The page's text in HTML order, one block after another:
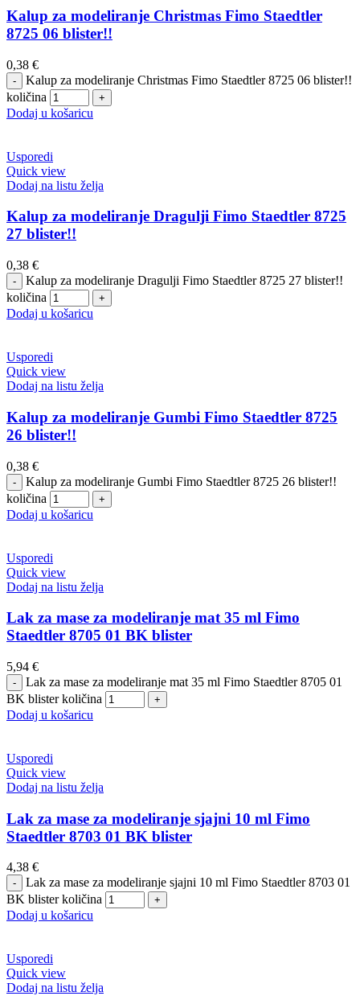
Kalup za modeliranje Christmas Fimo Staedtler
8725 06 blister!!
0,38 €
Kalup za modeliranje Christmas Fimo Staedtler 8725 06 blister!!
količina
Dodaj u košaricu
Usporedi
Quick view
Dodaj na listu želja
Kalup za modeliranje Dragulji Fimo Staedtler 8725
27 blister!!
0,38 €
Kalup za modeliranje Dragulji Fimo Staedtler 8725 27 blister!!
količina
Dodaj u košaricu
Usporedi
Quick view
Dodaj na listu želja
Kalup za modeliranje Gumbi Fimo Staedtler 8725
26 blister!!
0,38 €
Kalup za modeliranje Gumbi Fimo Staedtler 8725 26 blister!!
količina
Dodaj u košaricu
Usporedi
Quick view
Dodaj na listu želja
Lak za mase za modeliranje mat 35 ml Fimo
Staedtler 8705 01 BK blister
5,94 €
Lak za mase za modeliranje mat 35 ml Fimo Staedtler 8705 01
BK blister količina
Dodaj u košaricu
Usporedi
Quick view
Dodaj na listu želja
Lak za mase za modeliranje sjajni 10 ml Fimo
Staedtler 8703 01 BK blister
4,38 €
Lak za mase za modeliranje sjajni 10 ml Fimo Staedtler 8703 01
BK blister količina
Dodaj u košaricu
Usporedi
Quick view
Dodaj na listu želja